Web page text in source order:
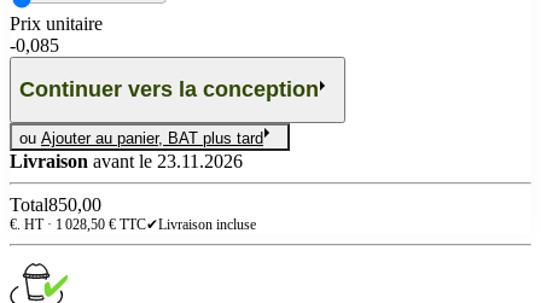
Prix unitaire
-0,085
Continuer vers la conception
ou Ajouter au panier, BAT plus tard
Livraison avant le 23.11.2026
Total850,00
€. HT · 1 028,50 € TTC✔Livraison incluse